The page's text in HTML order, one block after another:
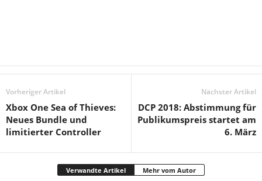
Vorheriger Artikel
Xbox One Sea of Thieves:
Neues Bundle und
limitierter Controller
Nächster Artikel
DCP 2018: Abstimmung für
Publikumspreis startet am
6. März
Verwandte Artikel Mehr vom Autor